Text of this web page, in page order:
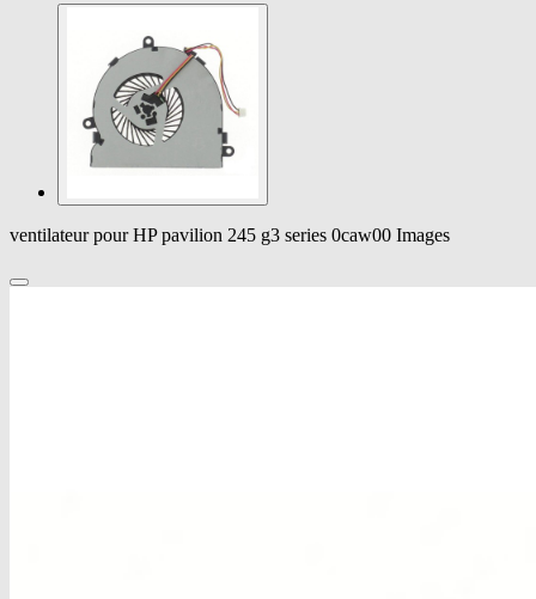
ventilateur pour HP pavilion 245 g3 series 0caw00 Images